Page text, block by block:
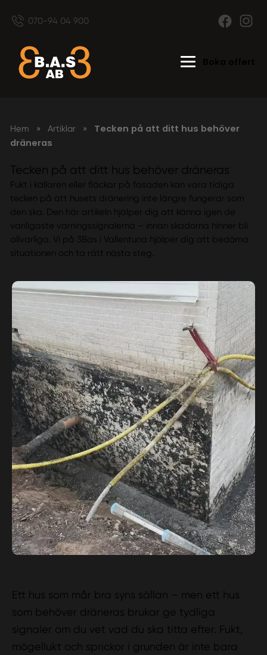
070-94 04 900
Hem » Artiklar »
Tecken på att ditt hus behöver
dräneras
Tecken på att ditt hus behöver dräneras
Fukt i källaren eller fläckar på fasaden kan vara tidiga
tecken på att husets dränering inte längre fungerar som
den ska. Den här artikeln hjälper dig att känna igen de
vanligaste varningssignalerna – innan skadorna hinner bli
allvarliga. Vi på 3Bas i Vallentuna hjälper dig att bedöma
situationen och ta rätt nästa steg.
Ett hus som mår bra syns sällan – men ett hus
som behöver dräneras brukar ge tydliga
signaler om du vet vad du ska titta efter. Fukt,
mögellukt och sprickor i grunden är inte bara